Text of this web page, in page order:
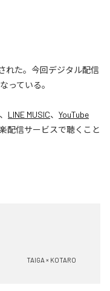
された。今回デジタル配信
っている。
、 LINE MUSIC、 YouTube
配信サービスで聴くこと
TAIGA × KOTARO